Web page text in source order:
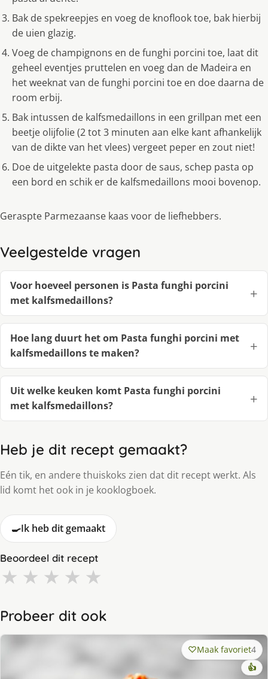
Bak de spekreepjes en voeg de knoflook toe, bak hierbij
de uien glazig.
Voeg de champignons en de funghi porcini toe, laat dit
geheel eventjes pruttelen en voeg dan de Madeira en
het weeknat van de funghi porcini toe en doe daarna de
room erbij.
Bak intussen de kalfsmedaillons in een grillpan met een
beetje olijfolie (2 tot 3 minuten aan elke kant afhankelijk
van de dikte van het vlees) vergeet peper en zout niet!
Doe de uitgelekte pasta door de saus, schep pasta op
een bord en schik er de kalfsmedaillons mooi bovenop.
Geraspte Parmezaanse kaas voor de liefhebbers.
Veelgestelde vragen
Voor hoeveel personen is Pasta funghi porcini
met kalfsmedaillons?
Hoe lang duurt het om Pasta funghi porcini met
kalfsmedaillons te maken?
Uit welke keuken komt Pasta funghi porcini
met kalfsmedaillons?
Heb je dit recept gemaakt?
Eén tik, en andere thuiskoks zien dat dit recept werkt. Als
lid komt het ook in je kooklogboek.
🍳Ik heb dit gemaakt
Beoordeel dit recept
★ ★ ★ ★ ★
Probeer dit ook
Maak favoriet4
👍